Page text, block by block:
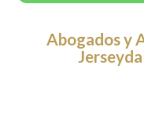
Abogados y